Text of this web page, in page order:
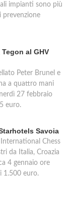
impianti sono più
prevenzione
al GHV
Peter Brunel e
a quattro mani
27 febbraio
euro.
Savoia
Chess
da Italia, Croazia
4 gennaio ore
1.500 euro.